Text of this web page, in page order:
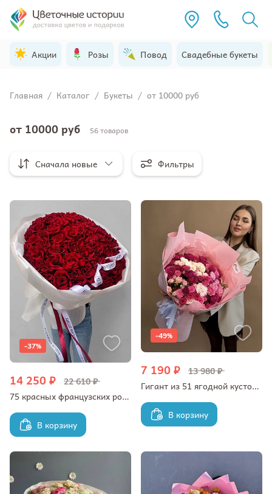
Акции Розы Повод Свадебные букеты
Главная / Каталог / Букеты / от 10000 руб
от 10000 руб 56 товаров
Сначала новые Фильтры
-37%
14 250 ₽ 22 610 ₽
75 красных французских роз в оформлении
В корзину
-49%
7 190 ₽ 13 980 ₽
Гигант из 51 ягодной кустовой розы
В корзину